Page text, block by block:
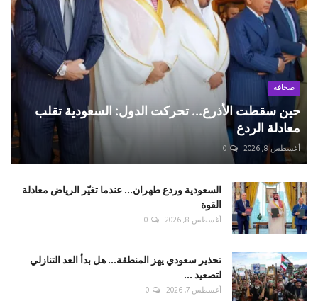
صحافة
حين سقطت الأذرع... تحركت الدول: السعودية تقلب
معادلة الردع
أغسطس 8, 2026 0
السعودية وردع طهران... عندما تغيّر الرياض معادلة
القوة
أغسطس 8, 2026 0
تحذير سعودي يهز المنطقة... هل بدأ العد التنازلي
لتصعيد ...
أغسطس 7, 2026 0